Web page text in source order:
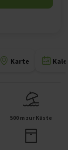
Karte
500 m zur Küste